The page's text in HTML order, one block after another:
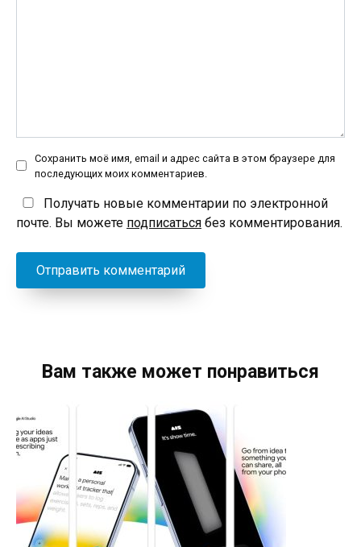
Сохранить моё имя, email и адрес сайта в этом браузере для
последующих моих комментариев.
Получать новые комментарии по электронной
почте. Вы можете подписаться без комментирования.
Вам также может понравиться